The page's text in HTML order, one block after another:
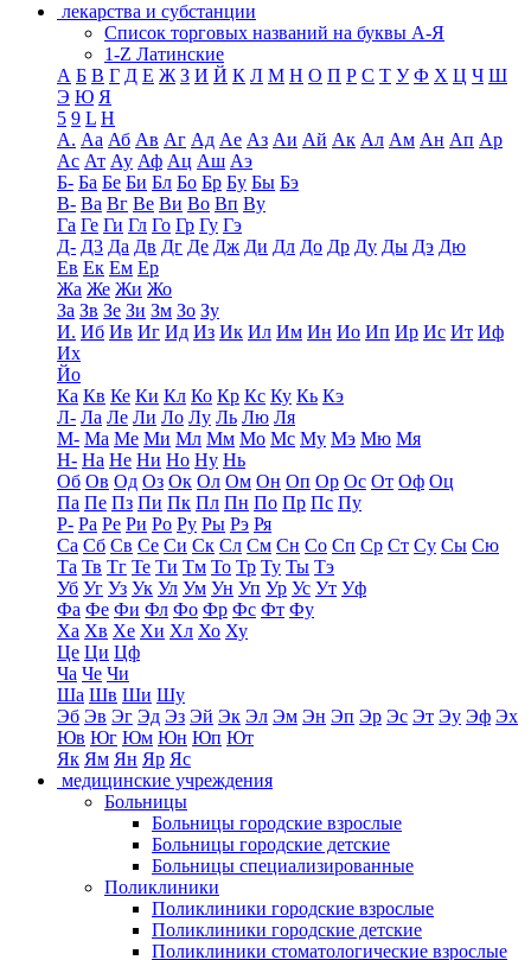
лекарства и субстанции
Список торговых названий на буквы А-Я
1-Z Латинские
А Б В Г Д Е Ж З И Й К Л М Н О П Р С Т У Ф Х Ц Ч Ш
Э Ю Я
5 9 L H
А. Аа Аб Ав Аг Ад Ае Аз Аи Ай Ак Ал Ам Ан Ап Ар
Ас Ат Ау Аф Ац Аш Аэ
Б- Ба Бе Би Бл Бо Бр Бу Бы Бэ
В- Ва Вг Ве Ви Во Вп Ву
Га Ге Ги Гл Го Гр Гу Гэ
Д- Д3 Да Дв Дг Де Дж Ди Дл До Др Ду Ды Дэ Дю
Ев Ек Ем Ер
Жа Же Жи Жо
За Зв Зе Зи Зм Зо Зу
И. Иб Ив Иг Ид Из Ик Ил Им Ин Ио Ип Ир Ис Ит Иф
Их
Йо
Ка Кв Ке Ки Кл Ко Кр Кс Ку Кь Кэ
Л- Ла Ле Ли Ло Лу Ль Лю Ля
М- Ма Ме Ми Мл Мм Мо Мс Му Мэ Мю Мя
Н- На Не Ни Но Ну Нь
Об Ов Од Оз Ок Ол Ом Он Оп Ор Ос От Оф Оц
Па Пе Пз Пи Пк Пл Пн По Пр Пс Пу
Р- Ра Ре Ри Ро Ру Ры Рэ Ря
Са Сб Св Се Си Ск Сл См Сн Со Сп Ср Ст Су Сы Сю
Та Тв Тг Те Ти Тм То Тр Ту Ты Тэ
Уб Уг Уз Ук Ул Ум Ун Уп Ур Ус Ут Уф
Фа Фе Фи Фл Фо Фр Фс Фт Фу
Ха Хв Хе Хи Хл Хо Ху
Це Ци Цф
Ча Че Чи
Ша Шв Ши Шу
Эб Эв Эг Эд Эз Эй Эк Эл Эм Эн Эп Эр Эс Эт Эу Эф Эх
Юв Юг Юм Юн Юп Ют
Як Ям Ян Яр Яс
медицинские учреждения
Больницы
Больницы городские взрослые
Больницы городские детские
Больницы специализированные
Поликлиники
Поликлиники городские взрослые
Поликлиники городские детские
Поликлиники стоматологические взрослые